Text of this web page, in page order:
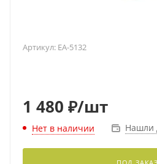
Артикул: EA-5132
1 480 ₽/шт
Нет в наличии Нашли